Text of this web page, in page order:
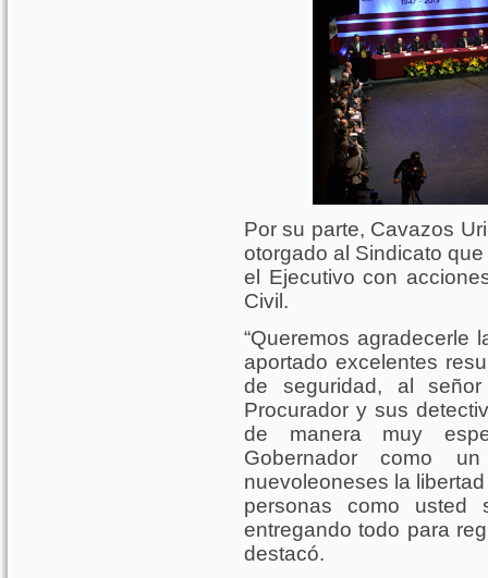
Por su parte, Cavazos
otorgado al Sindicato
el Ejecutivo con
Civil.
“Queremos agradecerle
aportado excelentes
de seguridad, al
Procurador y sus
de manera muy
Gobernador como
nuevoleoneses la
personas como
entregando todo para
destacó.